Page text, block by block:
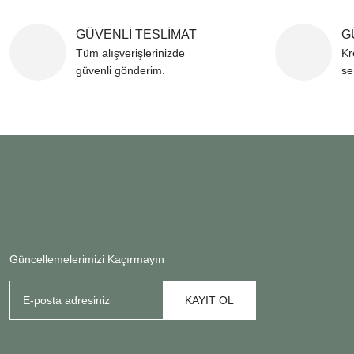
GÜVENLİ TESLİMAT
Tüm alışverişlerinizde
güvenli gönderim.
Güncellemelerimizi Kaçırmayın
KAYIT OL